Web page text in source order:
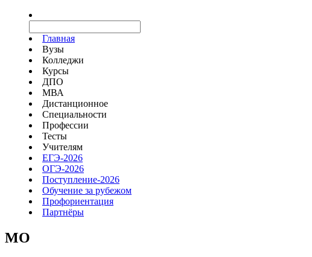
Главная
Вузы
Колледжи
Курсы
ДПО
МВА
Дистанционное
Специальности
Профессии
Тесты
Учителям
ЕГЭ-2026
ОГЭ-2026
Поступление-2026
Обучение за рубежом
Профориентация
Партнёры
MO